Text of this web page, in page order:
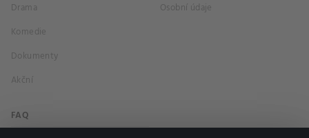
Drama
Komedie
Dokumenty
Akční
Osobní údaje
FAQ